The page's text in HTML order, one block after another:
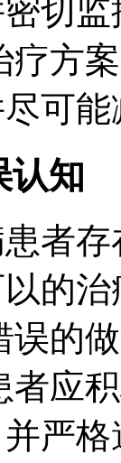
切
疗方
可
认知
者
的
误的
者应
严